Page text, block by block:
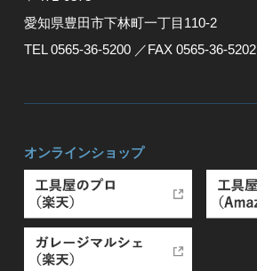
愛知県豊⽥市下林町⼀丁⽬110-2
TEL 0565-36-5200 ／FAX 0565-36-5202
オンラインショップ